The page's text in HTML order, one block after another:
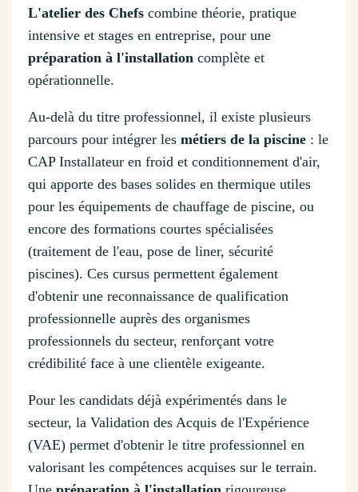
L'atelier des Chefs combine théorie, pratique
intensive et stages en entreprise, pour une
préparation à l'installation complète et
opérationnelle.
Au-delà du titre professionnel, il existe plusieurs
parcours pour intégrer les métiers de la piscine : le
CAP Installateur en froid et conditionnement d'air,
qui apporte des bases solides en thermique utiles
pour les équipements de chauffage de piscine, ou
encore des formations courtes spécialisées
(traitement de l'eau, pose de liner, sécurité
piscines). Ces cursus permettent également
d'obtenir une reconnaissance de qualification
professionnelle auprès des organismes
professionnels du secteur, renforçant votre
crédibilité face à une clientèle exigeante.
Pour les candidats déjà expérimentés dans le
secteur, la Validation des Acquis de l'Expérience
(VAE) permet d'obtenir le titre professionnel en
valorisant les compétences acquises sur le terrain.